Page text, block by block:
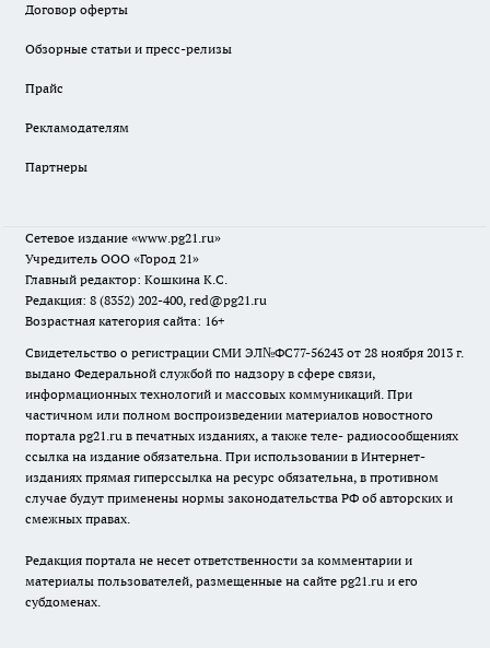
Договор оферты
Обзорные статьи и пресс-релизы
Прайс
Рекламодателям
Партнеры
Сетевое издание «www.pg21.ru»
Учредитель ООО «Город 21»
Главный редактор: Кошкина К.С.
Редакция: 8 (8352) 202-400, red@pg21.ru
Возрастная категория сайта: 16+
Свидетельство о регистрации СМИ ЭЛ№ФС77-56243 от 28 ноября 2013 г.
выдано Федеральной службой по надзору в сфере связи,
информационных технологий и массовых коммуникаций. При
частичном или полном воспроизведении материалов новостного
портала pg21.ru в печатных изданиях, а также теле- радиосообщениях
ссылка на издание обязательна. При использовании в Интернет-
изданиях прямая гиперссылка на ресурс обязательна, в противном
случае будут применены нормы законодательства РФ об авторских и
смежных правах.
Редакция портала не несет ответственности за комментарии и
материалы пользователей, размещенные на сайте pg21.ru и его
субдоменах.